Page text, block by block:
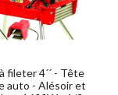
fileter 4´´ - Tête
auto - Alésoir et